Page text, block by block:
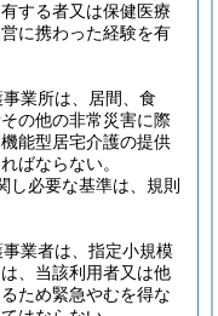
する者又は保健医療
に携わった経験を有
業所は、居間、食
の他の非常災害に際
能型居宅介護の提供
ばならない。
し必要な基準は、規則
業者は、指定小規模
、当該利用者又は他
ため緊急やむを得な